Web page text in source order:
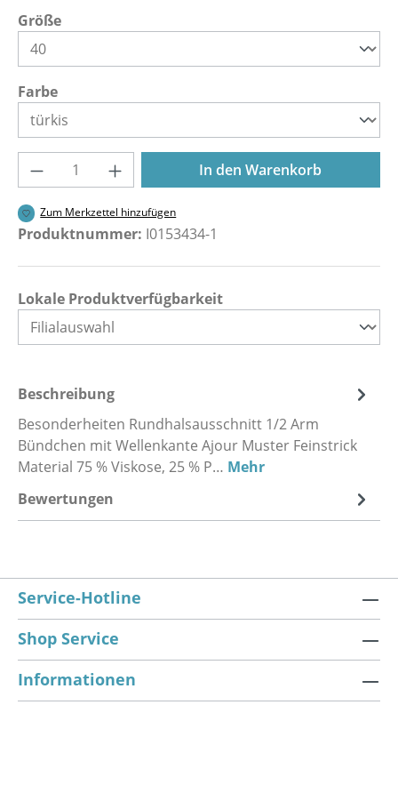
Größeauswählen
Farbeauswählen
Produkt Anzahl: Gib den gewünschten
In den Warenkorb
Zum Merkzettel hinzufügen
Produktnummer: I0153434-1
Lokale Produktverfügbarkeit
Beschreibung
Besonderheiten Rundhalsausschnitt 1/2 Arm
Bündchen mit Wellenkante Ajour Muster Feinstrick
Material 75 % Viskose, 25 % P… Mehr
Bewertungen
Service-Hotline
Shop Service
Informationen